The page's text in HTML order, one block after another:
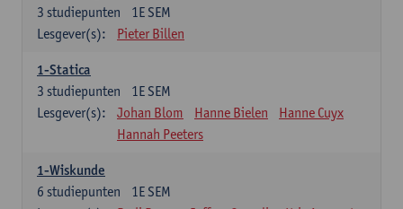
1E SEM
3 studiepunten
Lesgever(s):
Pieter Billen
1-Statica
1E SEM
3 studiepunten
Lesgever(s):
Johan Blom Hanne Bielen
Hanne Cuyx
Hannah Peeters
1-Wiskunde
1E SEM
6 studiepunten